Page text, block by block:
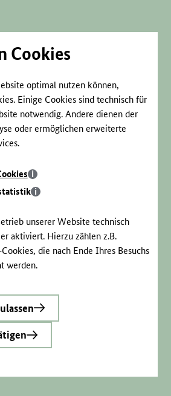
Cookies
optimal nutzen können,
Einige Cookies sind technisch für
notwendig. Andere dienen der
oder ermöglichen erweiterte
unserer Website technisch
aktiviert. Hierzu zählen z.B.
die nach Ende Ihres Besuchs
werden.